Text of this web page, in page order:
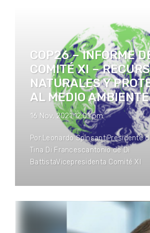
COP26 – INFORME
COMITÉ XI –
NATURALES Y
AL MEDIO AMBIENTE
16 Nov, 2021 12:01 pm
Por:Leonardo SpinsantiPresidente
Tina Di Francescantonio de Di
BattistaVicepresidenta Comité XI